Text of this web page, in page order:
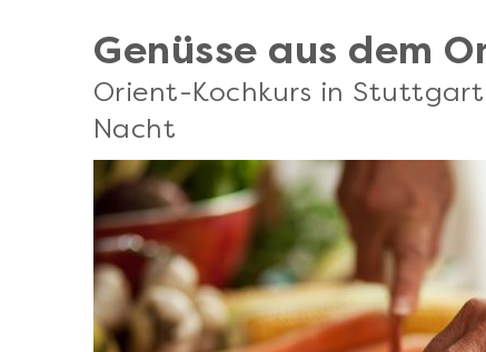
Genüsse aus dem
Orient-Kochkurs in Stuttgart
Nacht